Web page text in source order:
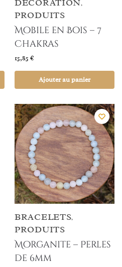
DÉCORATION,
PRODUITS
Mobile en Bois – 7
Chakras
15,85 €
Ajouter au panier
BRACELETS,
PRODUITS
Morganite – Perles
de 6mm